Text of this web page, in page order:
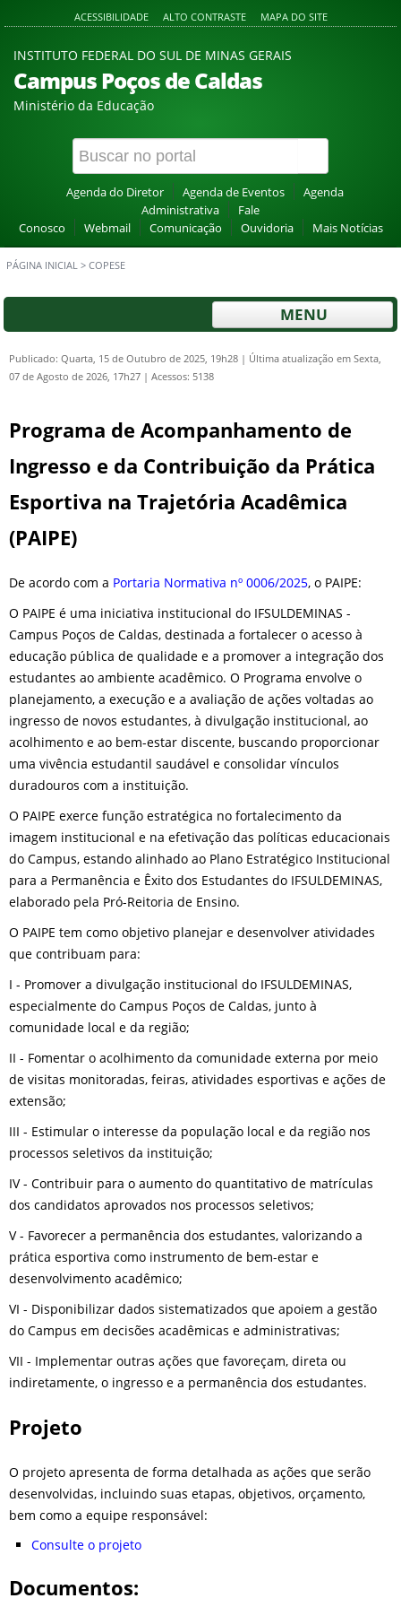
ACESSIBILIDADE ALTO CONTRASTE MAPA DO SITE
INSTITUTO FEDERAL DO SUL DE MINAS GERAIS
Campus Poços de Caldas
Ministério da Educação
Agenda do Diretor Agenda de Eventos
Agenda
Administrativa
Fale
Conosco
Webmail Comunicação Ouvidoria Mais Notícias
PÁGINA INICIAL > COPESE
MENU
Publicado: Quarta, 15 de Outubro de 2025, 19h28 | Última atualização em Sexta,
07 de Agosto de 2026, 17h27 | Acessos: 5138
Programa de Acompanhamento de
Ingresso e da Contribuição da Prática
Esportiva na Trajetória Acadêmica
(PAIPE)
De acordo com a Portaria Normativa nº 0006/2025, o PAIPE:
O PAIPE é uma iniciativa institucional do IFSULDEMINAS -
Campus Poços de Caldas, destinada a fortalecer o acesso à
educação pública de qualidade e a promover a integração dos
estudantes ao ambiente acadêmico. O Programa envolve o
planejamento, a execução e a avaliação de ações voltadas ao
ingresso de novos estudantes, à divulgação institucional, ao
acolhimento e ao bem-estar discente, buscando proporcionar
uma vivência estudantil saudável e consolidar vínculos
duradouros com a instituição.
O PAIPE exerce função estratégica no fortalecimento da
imagem institucional e na efetivação das políticas educacionais
do Campus, estando alinhado ao Plano Estratégico Institucional
para a Permanência e Êxito dos Estudantes do IFSULDEMINAS,
elaborado pela Pró-Reitoria de Ensino.
O PAIPE tem como objetivo planejar e desenvolver atividades
que contribuam para:
I - Promover a divulgação institucional do IFSULDEMINAS,
especialmente do Campus Poços de Caldas, junto à
comunidade local e da região;
II - Fomentar o acolhimento da comunidade externa por meio
de visitas monitoradas, feiras, atividades esportivas e ações de
extensão;
III - Estimular o interesse da população local e da região nos
processos seletivos da instituição;
IV - Contribuir para o aumento do quantitativo de matrículas
dos candidatos aprovados nos processos seletivos;
V - Favorecer a permanência dos estudantes, valorizando a
prática esportiva como instrumento de bem-estar e
desenvolvimento acadêmico;
VI - Disponibilizar dados sistematizados que apoiem a gestão
do Campus em decisões acadêmicas e administrativas;
VII - Implementar outras ações que favoreçam, direta ou
indiretamente, o ingresso e a permanência dos estudantes.
Projeto
O projeto apresenta de forma detalhada as ações que serão
desenvolvidas, incluindo suas etapas, objetivos, orçamento,
bem como a equipe responsável:
Consulte o projeto
Documentos: